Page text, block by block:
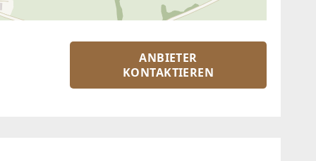
ANBIETER
KONTAKTIEREN